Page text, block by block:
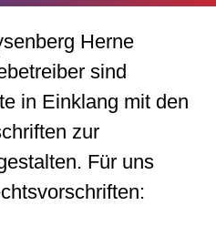
Herne
sind
in Einklang mit den
zur
Für uns